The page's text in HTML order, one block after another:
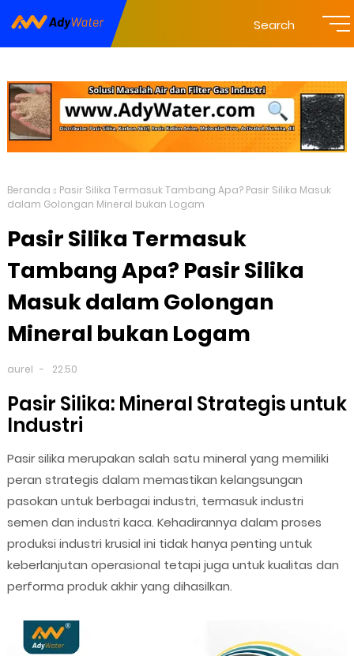
Search
Beranda
Pasir Silika Termasuk Tambang Apa? Pasir Silika Masuk
dalam Golongan Mineral bukan Logam
Pasir Silika Termasuk
Tambang Apa? Pasir Silika
Masuk dalam Golongan
Mineral bukan Logam
aurel 22.50
Pasir Silika: Mineral Strategis untuk
Industri
Pasir silika merupakan salah satu mineral yang memiliki
peran strategis dalam memastikan kelangsungan
pasokan untuk berbagai industri, termasuk industri
semen dan industri kaca. Kehadirannya dalam proses
produksi industri krusial ini tidak hanya penting untuk
keberlanjutan operasional tetapi juga untuk kualitas dan
performa produk akhir yang dihasilkan.